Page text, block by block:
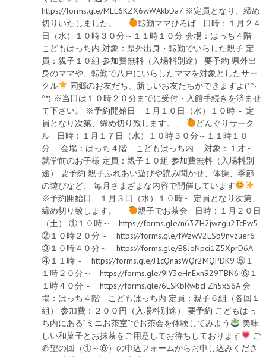
https://forms.gle/MLE6KZX6wWAkbDa7 ※定員となり、締め
切りいたしました。
転勤ママひろば 日時：１月２４
日（水）１０時３０分～１１時１０分 会場：はっち４階
こどもはっち内 対象：県外出身・転勤でいらした親子 定
員：親子１０組 参加費無料（入場料別途） 要予約 県外出
身のママや、転勤で八戸にいらしたママを対象としたサー
クル
同郷のお友だち、新しいお友だちができますよ(*^-
^*) ※当日は１０時２０分までに受付・入館手続きを済ませ
て下さい。 ※予約開始日 １月１０日（水）１０時～ 定
員となり次第、締め切り致します。
どんぐりサーク
ル 日時：１月１７日（水）１０時３０分～１１時１０
分 会場：はっち４階 こどもはっち内 対象：１才～
就学前のお子様 定員：親子１０組 参加費無料（入場料別
途） 要予約 親子ふれあい遊びや読み聞かせ、体操、季節
の遊びなど、 毎月さまざまな内容で開催しています
※予約開始日 １月３日（水）１０時～ 定員となり次第、
締め切り致します。
親子でお茶会 日時：１月２０日
（土） ①１０時～ https://forms.gle/n63ZH2jwzgu2TcFw5
②１０時２０分～ https://forms.gle/fWzwV2LSb9nvzuer6
③１０時４０分～ https://forms.gle/B8JoNpci1Z5XprD6A
④１１時～ https://forms.gle/J1cQnasWQr2MQPDK9 ⑤１
１時２０分～ https://forms.gle/9iY3eHnExn929TBN6 ⑥１
１時４０分～ https://forms.gle/6LSKbRwbcFZh5xS6A 会
場：はっち４階 こどもはっち内 定員：親子６組（各回１
組） 参加費：２００円（入場料別途） 要予約 こどもはっ
ち内にある”ミニお茶室”でお茶会を体験してみよう
美味
しい和菓子とお抹茶をご用意してお待ちしております
ご
希望の回（①～⑥）の申込フォームからお申し込みくださ